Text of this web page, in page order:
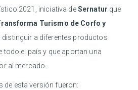
2021, iniciativa deSernatur que
Turismo de Corfo y
distinguir a diferentes productos
el país y que aportan una
al mercado.
de esta versión fueron: